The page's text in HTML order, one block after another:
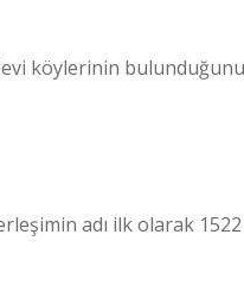
köylerinin bulunduğunu
adı ilk olarak 1522